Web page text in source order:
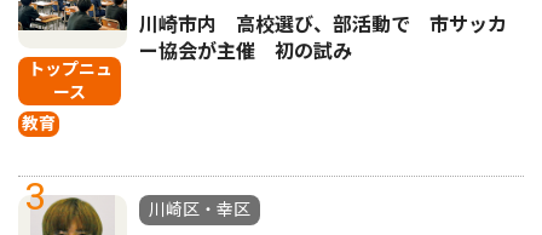
トップニュ
ース
教育
川崎市内 高校選び、部活動で 市サッカ
ー協会が主催 初の試み
3
川崎区・幸区